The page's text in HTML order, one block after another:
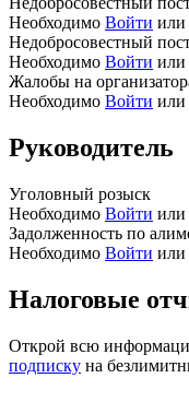
Необходимо Войти или
Недобросовестный
Необходимо Войти или
Жалобы на
Необходимо Войти или
Руководитель
Уголовный розыск
Необходимо Войти или
Задолженность по
Необходимо Войти или
Налоговые
Открой всю
подписку на